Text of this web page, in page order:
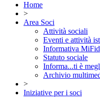
Home
>
Area Soci
Attività sociali
Eventi e attività
Informativa MiFid
Statuto sociale
Informa...ti è
Archivio
>
Iniziative per i soci